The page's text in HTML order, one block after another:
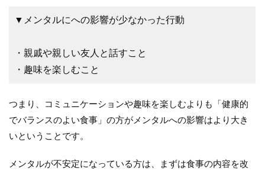
▼メンタルにへの影響が少なかった行動
・親戚や親しい友人と話すこと
・趣味を楽しむこと
つまり、コミュニケーションや趣味を楽しむよりも「健康的
でバランスのよい食事」の方がメンタルへの影響はより大き
いということです。
メンタルが不安定になっている方は、まずは食事の内容を改